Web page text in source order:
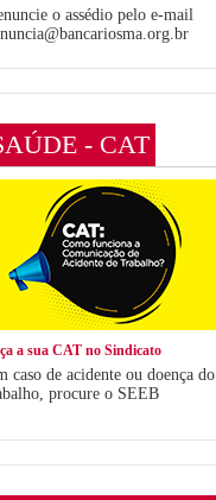
o assédio pelo e-mail
- CAT
a sua CAT no Sindicato
caso de acidente ou doença do
procure o SEEB